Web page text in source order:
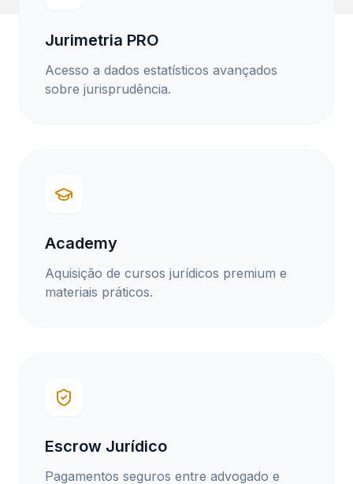
Jurimetria PRO
Acesso a dados estatísticos avançados
sobre jurisprudência.
Academy
Aquisição de cursos jurídicos premium e
materiais práticos.
Escrow Jurídico
Pagamentos seguros entre advogado e